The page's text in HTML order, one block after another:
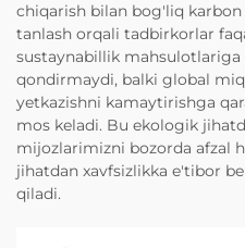
chiqarish bilan bog'liq
tanlash orqali tadbirkorlar
sustaynabillik
qondirmaydi, balki global
yetkazishni kamaytirishga
mos keladi. Bu ekologik
mijozlarimizni bozorda afzal
jihatdan xavfsizlikka e'tibor
qiladi.